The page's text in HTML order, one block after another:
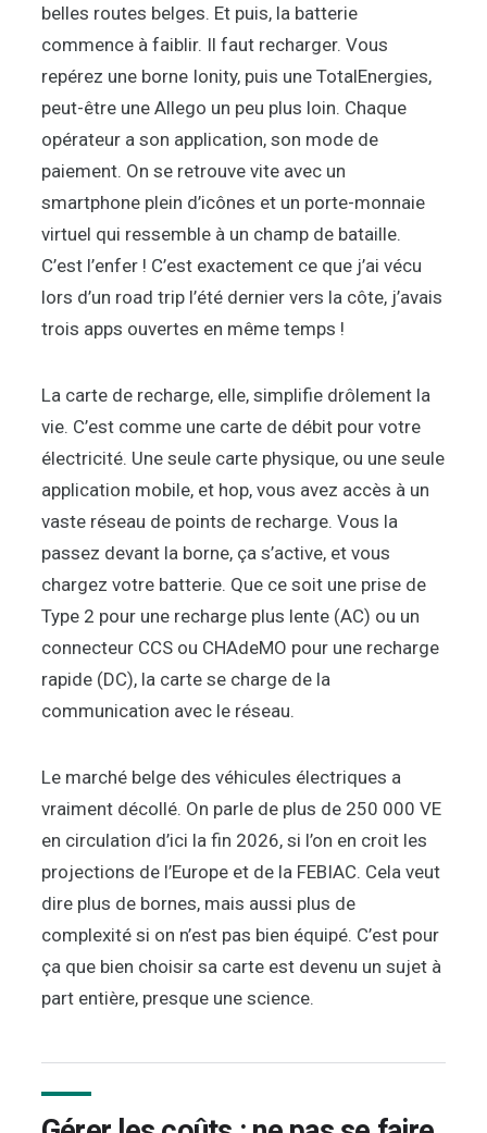
belles routes belges. Et puis, la batterie
commence à faiblir. Il faut recharger. Vous
repérez une borne Ionity, puis une TotalEnergies,
peut-être une Allego un peu plus loin. Chaque
opérateur a son application, son mode de
paiement. On se retrouve vite avec un
smartphone plein d’icônes et un porte-monnaie
virtuel qui ressemble à un champ de bataille.
C’est l’enfer ! C’est exactement ce que j’ai vécu
lors d’un road trip l’été dernier vers la côte, j’avais
trois apps ouvertes en même temps !
La carte de recharge, elle, simplifie drôlement la
vie. C’est comme une carte de débit pour votre
électricité. Une seule carte physique, ou une seule
application mobile, et hop, vous avez accès à un
vaste réseau de points de recharge. Vous la
passez devant la borne, ça s’active, et vous
chargez votre batterie. Que ce soit une prise de
Type 2 pour une recharge plus lente (AC) ou un
connecteur CCS ou CHAdeMO pour une recharge
rapide (DC), la carte se charge de la
communication avec le réseau.
Le marché belge des véhicules électriques a
vraiment décollé. On parle de plus de 250 000 VE
en circulation d’ici la fin 2026, si l’on en croit les
projections de l’Europe et de la FEBIAC. Cela veut
dire plus de bornes, mais aussi plus de
complexité si on n’est pas bien équipé. C’est pour
ça que bien choisir sa carte est devenu un sujet à
part entière, presque une science.